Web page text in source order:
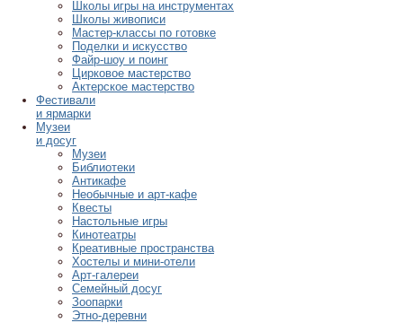
Школы игры на инструментах
Школы живописи
Мастер-классы по готовке
Поделки и искусство
Файр-шоу и поинг
Цирковое мастерство
Актерское мастерство
Фестивали
и ярмарки
Музеи
и досуг
Музеи
Библиотеки
Антикафе
Необычные и арт-кафе
Квесты
Настольные игры
Кинотеатры
Креативные пространства
Хостелы и мини-отели
Арт-галереи
Семейный досуг
Зоопарки
Этно-деревни